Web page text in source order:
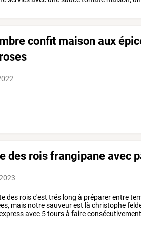
très bien
confit maison aux
des rois frangipane avec
des roisc'est trés long à préparerentre
mais notresauveurest là christophe
avec 5toursà faire
à besoin de